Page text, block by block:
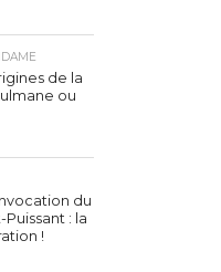
de la
ou
du
: la
!